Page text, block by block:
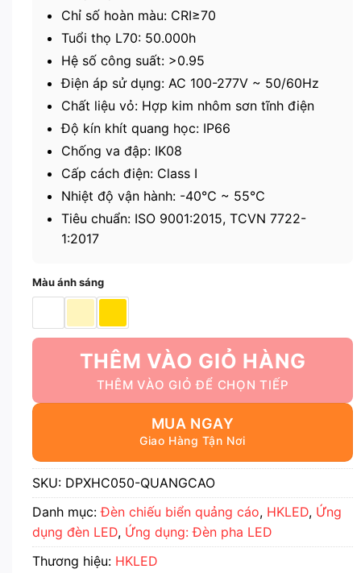
Chỉ số hoàn màu: CRI≥70
Tuổi thọ L70: 50.000h
Hệ số công suất: >0.95
Điện áp sử dụng: AC 100-277V ~ 50/60Hz
Chất liệu vỏ: Hợp kim nhôm sơn tĩnh điện
Độ kín khít quang học: IP66
Chống va đập: IK08
Cấp cách điện: Class I
Nhiệt độ vận hành: -40℃ ~ 55℃
Tiêu chuẩn: ISO 9001:2015, TCVN 7722-
1:2017
Màu ánh sáng
THÊM VÀO GIỎ HÀNG
MUA NGAY
SKU: DPXHC050-QUANGCAO
Danh mục:Đèn chiếu biển quảng cáo, HKLED, Ứng
dụng đèn LED, Ứng dụng: Đèn pha LED
Thương hiệu: HKLED